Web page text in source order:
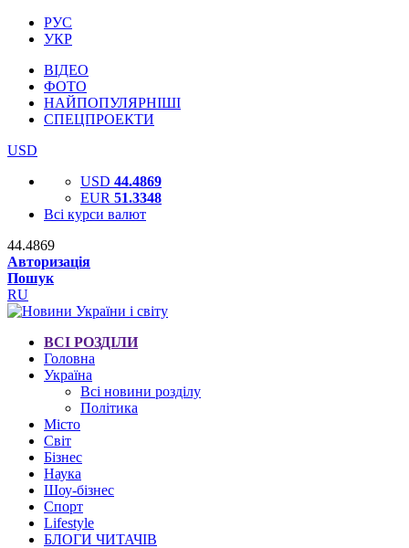
РУС
УКР
ВІДЕО
ФОТО
НАЙПОПУЛЯРНІШІ
СПЕЦПРОЕКТИ
USD
USD 44.4869
EUR 51.3348
Всі курси валют
44.4869
Авторизація
Пошук
RU
ВСІ РОЗДІЛИ
Головна
Україна
Всі новини розділу
Політика
Місто
Світ
Бізнес
Наука
Шоу-бізнес
Спорт
Lifestyle
БЛОГИ ЧИТАЧІВ